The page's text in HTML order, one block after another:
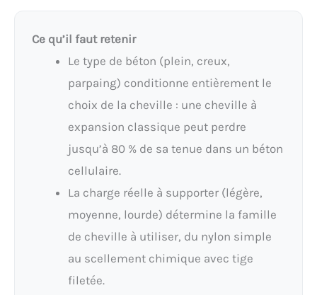
Ce qu’il faut retenir
Le type de béton (plein, creux,
parpaing) conditionne entièrement le
choix de la cheville : une cheville à
expansion classique peut perdre
jusqu’à 80 % de sa tenue dans un béton
cellulaire.
La charge réelle à supporter (légère,
moyenne, lourde) détermine la famille
de cheville à utiliser, du nylon simple
au scellement chimique avec tige
filetée.